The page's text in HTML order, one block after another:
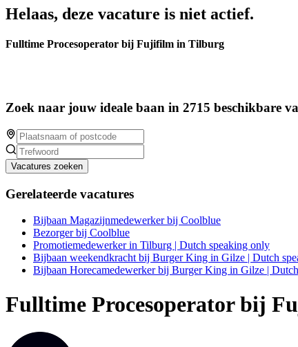
Helaas, deze vacature is niet actief.
Fulltime Procesoperator bij Fujifilm in Tilburg
Zoek naar jouw ideale baan in 2715 beschikbare
Vacatures zoeken
Gerelateerde vacatures
Bijbaan Magazijnmedewerker bij Coolblue
Bezorger bij Coolblue
Promotiemedewerker in Tilburg | Dutch speaking only
Bijbaan weekendkracht bij Burger King in Gilze | Dutch
Bijbaan Horecamedewerker bij Burger King in Gilze |
Fulltime Procesoperator bij